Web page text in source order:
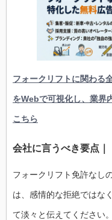
フォークリフトに関わる
をWebで可視化し、業界
こちら
会社に言うべき要点
フォークリフト免許なし
は、感情的な拒絶ではな
て淡々と伝えてください。